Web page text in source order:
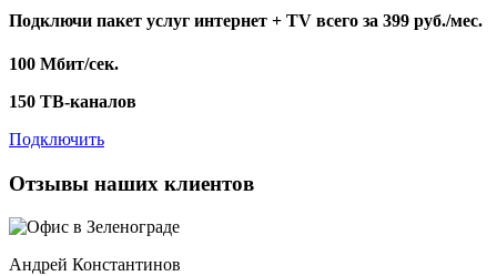
Подключи пакет услуг интернет + TV всего за 399 руб./мес.
100 Мбит/сек.
150 ТВ-каналов
Подключить
Отзывы наших клиентов
Андрей Константинов